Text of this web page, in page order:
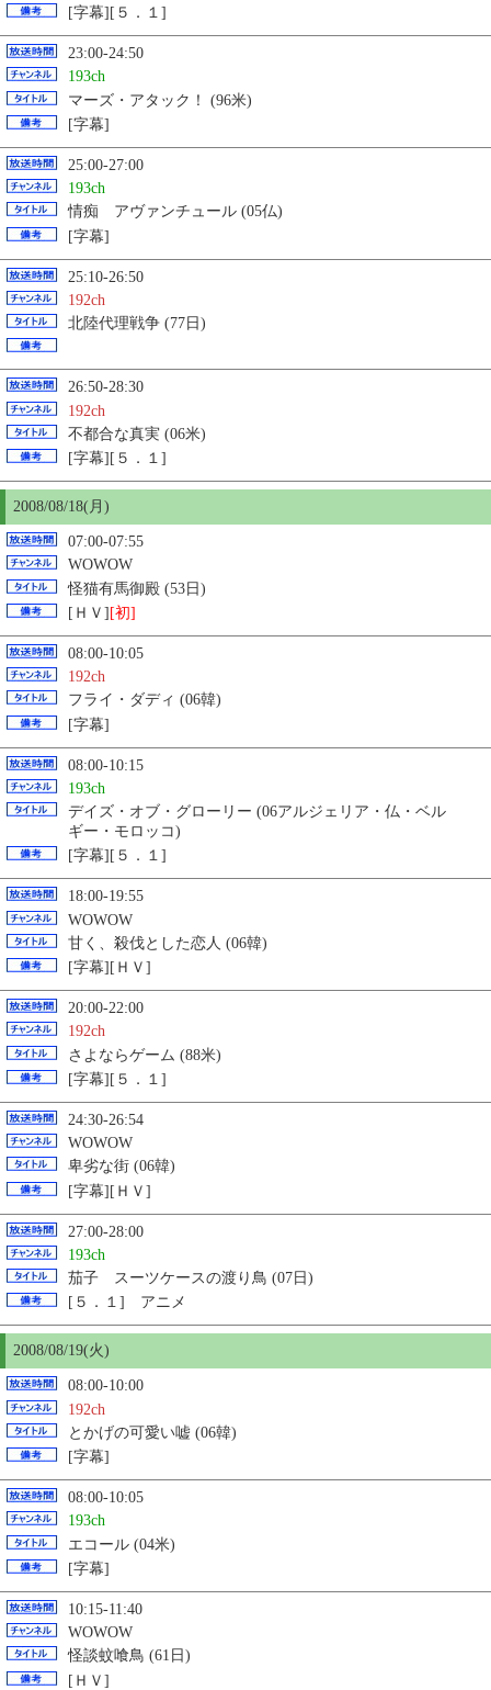
[字幕][５．１]
23:00-24:50
193ch
マーズ・アタック！ (96米)
[字幕]
25:00-27:00
193ch
情痴 アヴァンチュール (05仏)
[字幕]
25:10-26:50
192ch
北陸代理戦争 (77日)
26:50-28:30
192ch
不都合な真実 (06米)
[字幕][５．１]
2008/08/18(月)
07:00-07:55
WOWOW
怪猫有馬御殿 (53日)
[ＨＶ] [初]
08:00-10:05
192ch
フライ・ダディ (06韓)
[字幕]
08:00-10:15
193ch
デイズ・オブ・グローリー (06アルジェリア・仏・ベル
ギー・モロッコ)
[字幕][５．１]
18:00-19:55
WOWOW
甘く、殺伐とした恋人 (06韓)
[字幕][ＨＶ]
20:00-22:00
192ch
さよならゲーム (88米)
[字幕][５．１]
24:30-26:54
WOWOW
卑劣な街 (06韓)
[字幕][ＨＶ]
27:00-28:00
193ch
茄子 スーツケースの渡り鳥 (07日)
[５．１] アニメ
2008/08/19(火)
08:00-10:00
192ch
とかげの可愛い嘘 (06韓)
[字幕]
08:00-10:05
193ch
エコール (04米)
[字幕]
10:15-11:40
WOWOW
怪談蚊喰鳥 (61日)
[ＨＶ]